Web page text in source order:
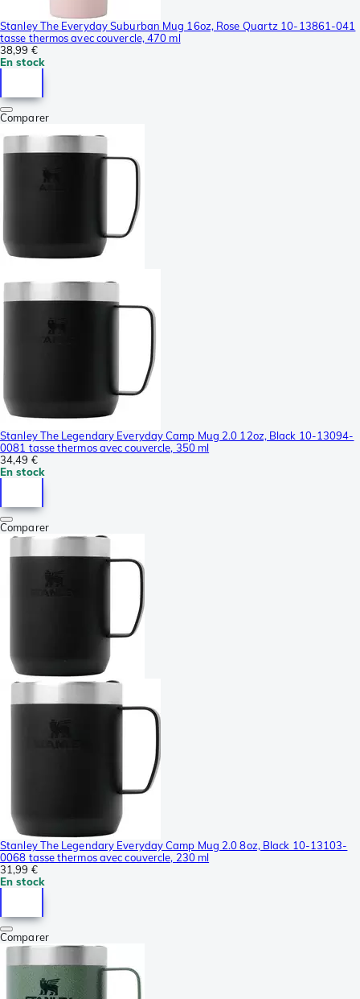
Stanley The Everyday Suburban Mug 16oz, Rose Quartz 10-13861-041
tasse thermos avec couvercle, 470 ml
38,99 €
En stock
Comparer
Stanley The Legendary Everyday Camp Mug 2.0 12oz, Black 10-13094-
0081 tasse thermos avec couvercle, 350 ml
34,49 €
En stock
Comparer
Stanley The Legendary Everyday Camp Mug 2.0 8oz, Black 10-13103-
0068 tasse thermos avec couvercle, 230 ml
31,99 €
En stock
Comparer